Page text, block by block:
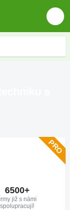
6500+
již s námi
spolupracují!